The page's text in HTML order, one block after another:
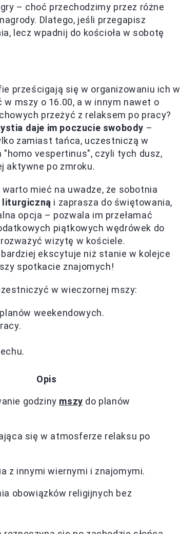
– choć przechodzimy przez różne
Dlatego, jeśli przegapisz
lecz wpadnij do kościoła w sobotę
prześcigają się w organizowaniu ich w
mszy o 16.00, a w innym nawet o
przeżyć z relaksem po pracy?
daje im poczucie swobody –
zamiast tańca, uczestniczą w
vespertinus", czyli tych dusz,
aktywne po zmroku.
mieć na uwadze, że sobotnia
liturgiczną i zaprasza do świętowania,
opcja – pozwala im przełamać
piątkowych wędrówek do
wizytę w kościele.
ekscytuje niż stanie w kolejce
spotkacie znajomych!
w wieczornej mszy:
weekendowych.
Opis
godziny mszy do planów
się w atmosferze relaksu po
z innymi wiernymi i znajomymi.
obowiązków religijnych bez